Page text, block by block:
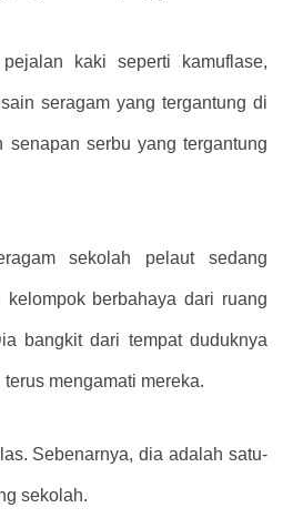
kaki seperti kamuflase,
seragam yang tergantung di
senapan serbu yang tergantung
sekolah pelaut sedang
kelompok berbahaya dari ruang
bangkit dari tempat duduknya
mengamati mereka.
Sebenarnya, dia adalah satu-
sekolah.